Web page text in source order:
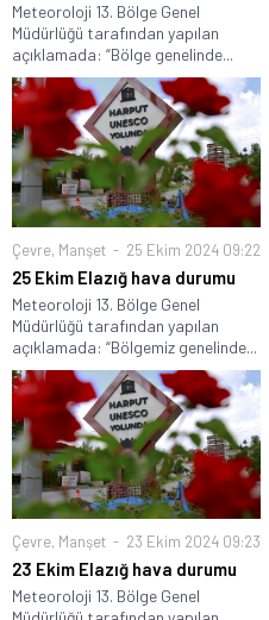
Meteoroloji 13. Bölge Genel
Müdürlüğü tarafından yapılan
açıklamada: “Bölge genelinde...
Çevre, Manşet 25 Ekim 2024 09:22
25 Ekim Elazığ hava durumu
Meteoroloji 13. Bölge Genel
Müdürlüğü tarafından yapılan
açıklamada: “Bölgemiz genelinde...
Çevre, Manşet 23 Ekim 2024 09:23
23 Ekim Elazığ hava durumu
Meteoroloji 13. Bölge Genel